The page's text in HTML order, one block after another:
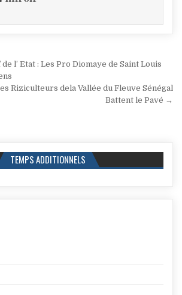
l’ Etat : Les Pro Diomaye de Saint Louis
Riziculteurs dela Vallée du Fleuve Sénégal
Battent le Pavé →
TEMPS ADDITIONNELS